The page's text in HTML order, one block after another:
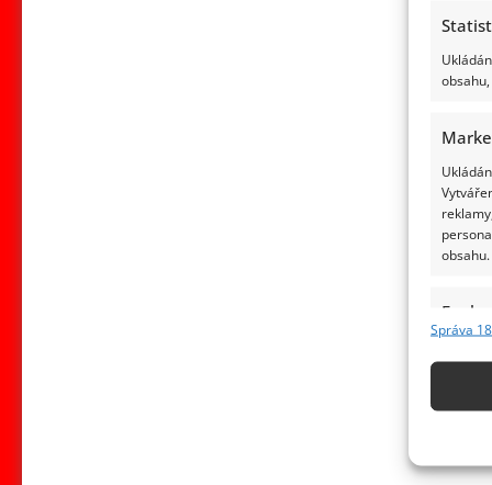
obsahu.
Funkce
Správa